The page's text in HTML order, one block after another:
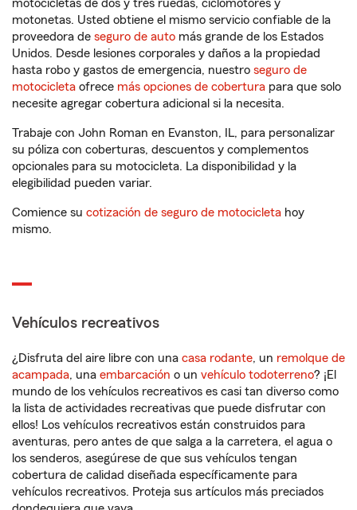
motocicletas de dos y tres ruedas, ciclomotores y
motonetas. Usted obtiene el mismo servicio confiable de la
proveedora de seguro de auto más grande de los Estados
Unidos. Desde lesiones corporales y daños a la propiedad
hasta robo y gastos de emergencia, nuestro seguro de
motocicleta ofrece más opciones de cobertura para que solo
necesite agregar cobertura adicional si la necesita.
Trabaje con John Roman en Evanston, IL, para personalizar
su póliza con coberturas, descuentos y complementos
opcionales para su motocicleta. La disponibilidad y la
elegibilidad pueden variar.
Comience su cotización de seguro de motocicleta hoy
mismo.
Vehículos recreativos
¿Disfruta del aire libre con una casa rodante, un remolque de
acampada, una embarcación o un vehículo todoterreno? ¡El
mundo de los vehículos recreativos es casi tan diverso como
la lista de actividades recreativas que puede disfrutar con
ellos! Los vehículos recreativos están construidos para
aventuras, pero antes de que salga a la carretera, el agua o
los senderos, asegúrese de que sus vehículos tengan
cobertura de calidad diseñada específicamente para
vehículos recreativos. Proteja sus artículos más preciados